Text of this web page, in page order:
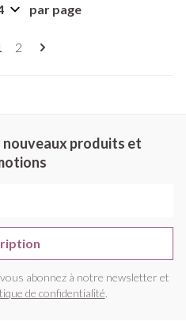
Pageslisez actuellement la page
Page
2
par page
nouveaux produits et
abonnez à notre newsletter et
de confidentialité.